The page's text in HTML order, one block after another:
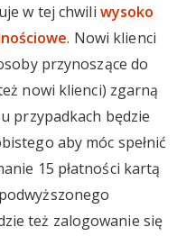
w tej chwili wysoko
. Nowi klienci
przynoszące do
nowi klienci) zgarną
przypadkach będzie
aby móc spełnić
15 płatności kartą
też zalogowanie się